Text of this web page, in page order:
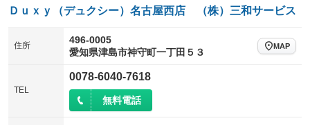
Ｄｕｘｙ（デュクシー）名古屋西店 （株）三和サービス
住所
496-0005
愛知県津島市神守町一丁田５３
MAP
TEL
0078-6040-7618
無料電話